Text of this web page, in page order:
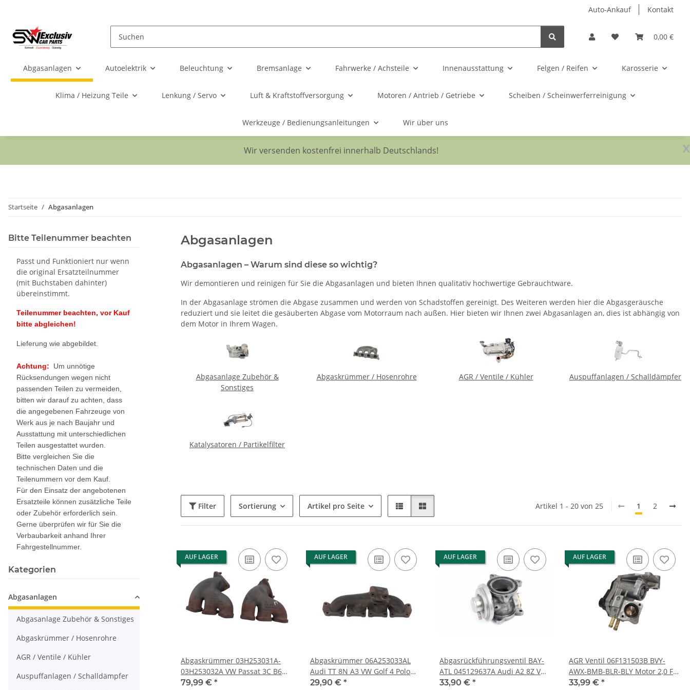
Auto-Ankauf Kontakt
0,00 €
Abgasanlagen Autoelektrik Beleuchtung Bremsanlage Fahrwerke / Achsteile Innenausstattung Felgen / Reifen Karosserie
Klima / Heizung Teile Lenkung / Servo Luft & Kraftstoffversorgung Motoren / Antrieb / Getriebe Scheiben / Scheinwerferreinigung
Werkzeuge / Bedienungsanleitungen Wir über uns
x
Wir versenden kostenfrei innerhalb Deutschlands!
Startseite Abgasanlagen
Abgasanlagen
Abgasanlagen – Warum sind diese so wichtig?
Wir demontieren und reinigen für Sie die Abgasanlagen und bieten Ihnen qualitativ hochwertige Gebrauchtware.
In der Abgasanlage strömen die Abgase zusammen und werden von Schadstoffen gereinigt. Des Weiteren werden hier die Abgasgeräusche
reduziert und sie leitet die gesäuberten Abgase vom Motorraum nach außen. Hier bieten wir Ihnen zwei Abgasanlagen an, dies ist abhängig von
dem Motor in Ihrem Wagen.
Abgasanlage Zubehör &
Sonstiges
Abgaskrümmer / Hosenrohre AGR / Ventile / Kühler Auspuffanlagen / Schalldämpfer
Katalysatoren / Partikelfilter
Filter Sortierung Artikel pro Seite Artikel 1 - 20 von 25 1 2
AUF LAGER
Abgaskrümmer 03H253031A-
03H253032A VW Passat 3C B6
R36 3,6Ltr. links + rechts
79,99 € *
AUF LAGER
Abgaskrümmer 06A253033AL
Audi TT 8N A3 VW Golf 4 Polo
Seat Skoda 1,8T 180-190PS K03
29,90 € *
AUF LAGER
Abgasrückführungsventil BAY-
ATL 045129637A Audi A2 8Z VW
Polo 1.4 TDI 55-66kW
33,90 € *
AUF LAGER
AGR Ventil 06F131503B BVY-
AWX-BMB-BLR-BLY Motor 2,0 FSI
VW Passat 3C Eos Audi A3 8P
33,99 € *
Bitte Teilenummer beachten
Passt und Funktioniert nur wenn
die original Ersatzteilnummer
(mit Buchstaben dahinter)
übereinstimmt.
Teilenummer beachten, vor Kauf
bitte abgleichen!
Lieferung wie abgebildet.
Achtung: Um unnötige
Rücksendungen wegen nicht
passenden Teilen zu vermeiden,
bitten wir darauf zu achten, dass
die angegebenen Fahrzeuge von
Werk aus je nach Baujahr und
Ausstattung mit unterschiedlichen
Teilen ausgestattet wurden.
Bitte vergleichen Sie die
technischen Daten und die
Teilenummern vor dem Kauf.
Für den Einsatz der angebotenen
Ersatzteile können zusätzliche Teile
oder Zubehör erforderlich sein.
Gerne überprüfen wir für Sie die
Verbaubarkeit anhand Ihrer
Fahrgestellnummer.
Kategorien
Abgasanlagen
Abgasanlage Zubehör & Sonstiges
Abgaskrümmer / Hosenrohre
AGR / Ventile / Kühler
Auspuffanlagen / Schalldämpfer